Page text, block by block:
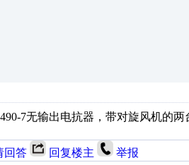
7无输出电抗器，带对旋风机的
回答 回复楼主 举报